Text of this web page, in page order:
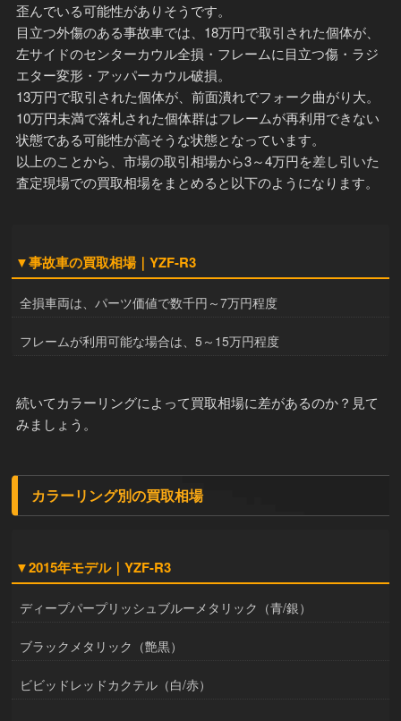
歪んでいる可能性がありそうです。
目立つ外傷のある事故車では、18万円で取引された個体が、
左サイドのセンターカウル全損・フレームに目立つ傷・ラジ
エター変形・アッパーカウル破損。
13万円で取引された個体が、前面潰れでフォーク曲がり大。
10万円未満で落札された個体群はフレームが再利用できない
状態である可能性が高そうな状態となっています。
以上のことから、市場の取引相場から3～4万円を差し引いた
査定現場での買取相場をまとめると以下のようになります。
▼事故車の買取相場｜YZF-R3
全損車両は、パーツ価値で数千円～7万円程度
フレームが利用可能な場合は、5～15万円程度
続いてカラーリングによって買取相場に差があるのか？見て
みましょう。
カラーリング別の買取相場
▼2015年モデル｜YZF-R3
ディープパープリッシュブルーメタリック（青/銀）
ブラックメタリック（艶黒）
ビビッドレッドカクテル（白/赤）